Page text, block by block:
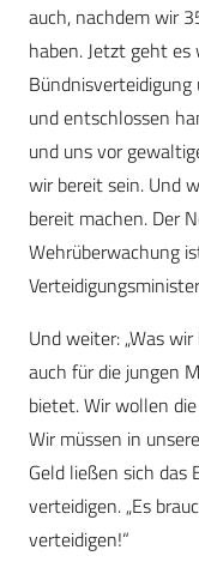
auch, nachdem wir
haben. Jetzt geht
und entschlossen
und uns vor
wir bereit sein. Und
bereit machen. Der
Wehrüberwachung
Und weiter: „Was
auch für die jungen
bietet. Wir wollen
Wir müssen in
Geld ließen sich
verteidigen. „Es
verteidigen!“